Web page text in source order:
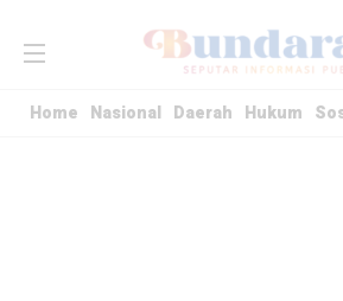
Home Nasional Daerah Hukum